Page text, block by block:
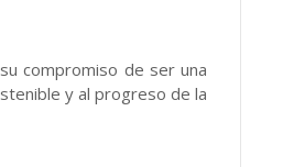
compromiso de ser una
y al progreso de la